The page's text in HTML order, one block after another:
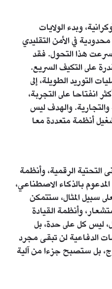
وبدء الولايات
في الأمن التقليدي
سرعت هذا التحول. فقد
على التكيف السريع.
التوريد الطويلة، إلى
انفتاحا على التجربة،
والتجارية. والهدف ليس
أنظمة متعددة معا
التحتية الرقمية، وأنظمة
بالذكاء الاصطناعي،
سبيل المثال، ستتمكن
وأنظمة القيادة
ليس كل على حدة، بل
الدفاعية لن تبقى مجرد
بل ستصبح جزءا من آلية